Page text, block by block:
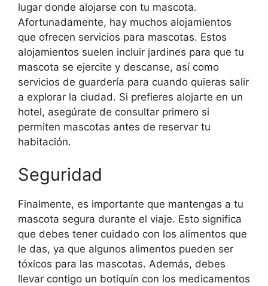
lugar donde alojarse con tu mascota.
Afortunadamente, hay muchos alojamientos
que ofrecen servicios para mascotas. Estos
alojamientos suelen incluir jardines para que tu
mascota se ejercite y descanse, así como
servicios de guardería para cuando quieras salir
a explorar la ciudad. Si prefieres alojarte en un
hotel, asegúrate de consultar primero si
permiten mascotas antes de reservar tu
habitación.
Seguridad
Finalmente, es importante que mantengas a tu
mascota segura durante el viaje. Esto significa
que debes tener cuidado con los alimentos que
le das, ya que algunos alimentos pueden ser
tóxicos para las mascotas. Además, debes
llevar contigo un botiquín con los medicamentos